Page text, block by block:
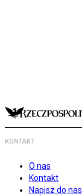
KONTAKT
O nas
Kontakt
Napisz do nas